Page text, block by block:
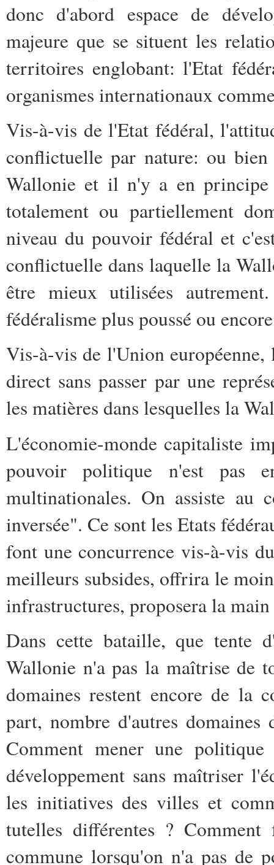
donc d'abord espace de
majeure que se situent les
territoires englobant: l'Etat
organismes internationaux
Vis-à-vis de l'Etat fédéral,
conflictuelle par nature: ou
Wallonie et il n'y a en principe
totalement ou partiellement
niveau du pouvoir fédéral et
conflictuelle dans laquelle la
être mieux utilisées
fédéralisme plus poussé ou
Vis-à-vis de l'Union
direct sans passer par une
les matières dans lesquelles la
L'économie-monde capitaliste
pouvoir politique n'est pas
multinationales. On assiste au
inversée". Ce sont les Etats
font une concurrence vis-à-vis
meilleurs subsides, offrira le
infrastructures, proposera la
Dans cette bataille, que tente
Wallonie n'a pas la maîtrise de
domaines restent encore de la
part, nombre d'autres domaines
Comment mener une
développement sans maîtriser
les initiatives des villes et
tutelles différentes ?
commune lorsqu'on n'a pas de